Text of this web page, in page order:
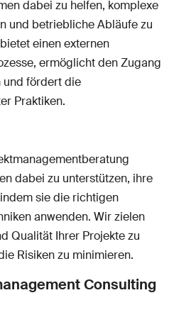
dabei zu helfen, komplexe
und betriebliche Abläufe zu
einen externen
ermöglicht den Zugang
und fördert die
Praktiken.
dabei zu unterstützen, ihre
sie die richtigen
anwenden. Wir zielen
Qualität Ihrer Projekte zu
Risiken zu minimieren.
Consulting